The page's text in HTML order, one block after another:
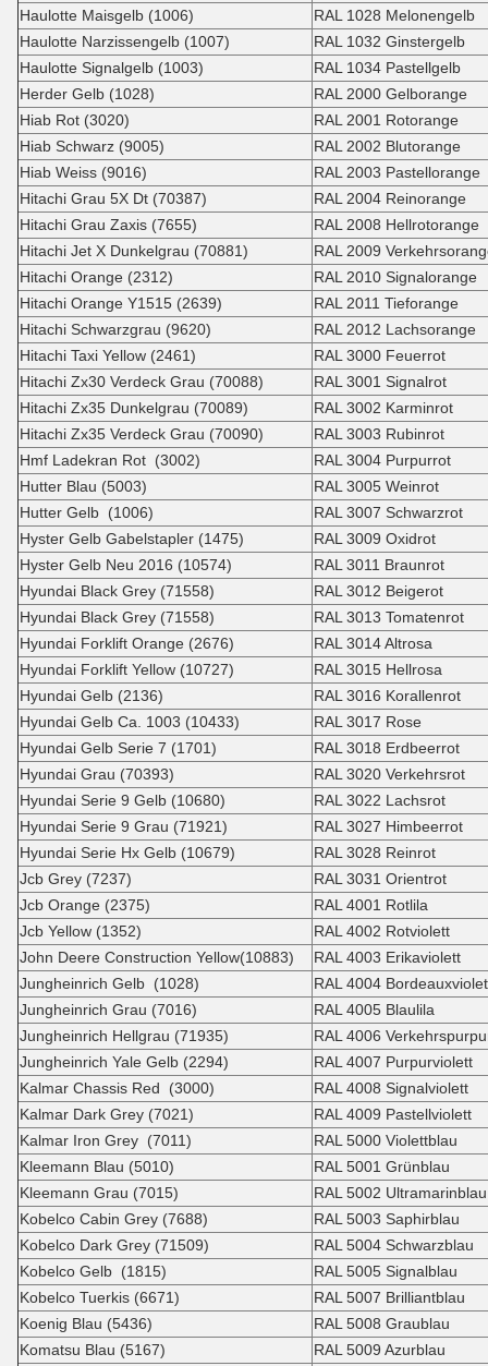
Haulotte Maisgelb (1006)
RAL 1028 Melonengelb
Haulotte Narzissengelb (1007)
RAL 1032 Ginstergelb
Haulotte Signalgelb (1003)
RAL 1034 Pastellgelb
Herder Gelb (1028)
RAL 2000 Gelborange
Hiab Rot (3020)
RAL 2001 Rotorange
Hiab Schwarz (9005)
RAL 2002 Blutorange
Hiab Weiss (9016)
RAL 2003 Pastellorange
Hitachi Grau 5X Dt (70387)
RAL 2004 Reinorange
Hitachi Grau Zaxis (7655)
RAL 2008 Hellrotorange
Hitachi Jet X Dunkelgrau (70881)
RAL 2009
Hitachi Orange (2312)
RAL 2010 Signalorange
Hitachi Orange Y1515 (2639)
RAL 2011 Tieforange
Hitachi Schwarzgrau (9620)
RAL 2012 Lachsorange
Hitachi Taxi Yellow (2461)
RAL 3000 Feuerrot
Hitachi Zx30 Verdeck Grau (70088)
RAL 3001 Signalrot
Hitachi Zx35 Dunkelgrau (70089)
RAL 3002 Karminrot
Hitachi Zx35 Verdeck Grau (70090)
RAL 3003 Rubinrot
Hmf Ladekran Rot (3002)
RAL 3004 Purpurrot
Hutter Blau (5003)
RAL 3005 Weinrot
Hutter Gelb (1006)
RAL 3007 Schwarzrot
Hyster Gelb Gabelstapler (1475)
RAL 3009 Oxidrot
Hyster Gelb Neu 2016 (10574)
RAL 3011 Braunrot
Hyundai Black Grey (71558)
RAL 3012 Beigerot
Hyundai Black Grey (71558)
RAL 3013 Tomatenrot
Hyundai Forklift Orange (2676)
RAL 3014 Altrosa
Hyundai Forklift Yellow (10727)
RAL 3015 Hellrosa
Hyundai Gelb (2136)
RAL 3016 Korallenrot
Hyundai Gelb Ca. 1003 (10433)
RAL 3017 Rose
Hyundai Gelb Serie 7 (1701)
RAL 3018 Erdbeerrot
Hyundai Grau (70393)
RAL 3020 Verkehrsrot
Hyundai Serie 9 Gelb (10680)
RAL 3022 Lachsrot
Hyundai Serie 9 Grau (71921)
RAL 3027 Himbeerrot
Hyundai Serie Hx Gelb (10679)
RAL 3028 Reinrot
Jcb Grey (7237)
RAL 3031 Orientrot
Jcb Orange (2375)
RAL 4001 Rotlila
Jcb Yellow (1352)
RAL 4002 Rotviolett
John Deere Construction Yellow(10883)
RAL 4003 Erikaviolett
Jungheinrich Gelb (1028)
RAL 4004
Jungheinrich Grau (7016)
RAL 4005 Blaulila
Jungheinrich Hellgrau (71935)
RAL 4006
Jungheinrich Yale Gelb (2294)
RAL 4007 Purpurviolett
Kalmar Chassis Red (3000)
RAL 4008 Signalviolett
Kalmar Dark Grey (7021)
RAL 4009 Pastellviolett
Kalmar Iron Grey (7011)
RAL 5000 Violettblau
Kleemann Blau (5010)
RAL 5001 Grünblau
Kleemann Grau (7015)
RAL 5002 Ultramarinblau
Kobelco Cabin Grey (7688)
RAL 5003 Saphirblau
Kobelco Dark Grey (71509)
RAL 5004 Schwarzblau
Kobelco Gelb (1815)
RAL 5005 Signalblau
Kobelco Tuerkis (6671)
RAL 5007 Brilliantblau
Koenig Blau (5436)
RAL 5008 Graublau
Komatsu Blau (5167)
RAL 5009 Azurblau